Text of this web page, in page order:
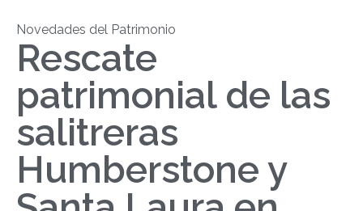
Novedades del Patrimonio
Rescate
patrimonial de las
salitreras
Humberstone y